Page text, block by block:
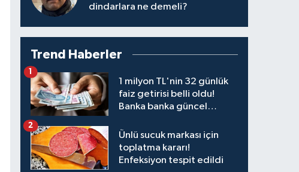
dindarlara ne demeli?
Trend Haberler
1 milyon TL'nin 32 günlük
faiz getirisi belli oldu!
Banka banka güncel
1
Ünlü sucuk markası için
toplatma kararı!
Enfeksiyon tespit edildi
2